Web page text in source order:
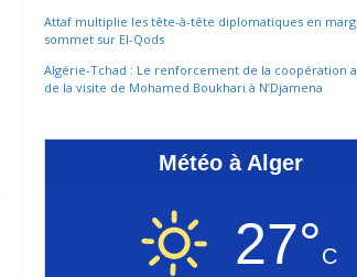
Attaf multiplie les tête-à-tête diplomatiques en
sommet sur El-Qods
Algérie-Tchad : Le renforcement de la coopération
de la visite de Mohamed Boukhari à N’Djamena
Météo à Alger
27°C